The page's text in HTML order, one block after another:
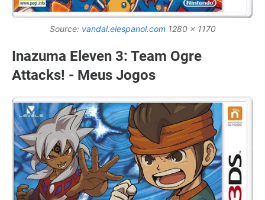
Source: vandal.elespanol.com1280 x 1170
Inazuma Eleven 3: Team Ogre
Attacks! - Meus Jogos